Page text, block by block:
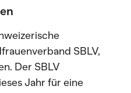
SBLV,
Der SBLV
Jahr für eine